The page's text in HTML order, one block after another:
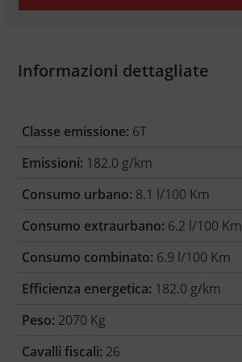
Informazioni dettagliate
Classe emissione: 6T
Emissioni: 182.0 g/km
Consumo urbano: 8.1 l/100 Km
Consumo extraurbano: 6.2 l/100 Km
Consumo combinato: 6.9 l/100 Km
Efficienza energetica: 182.0 g/km
Peso: 2070 Kg
Cavalli fiscali: 26